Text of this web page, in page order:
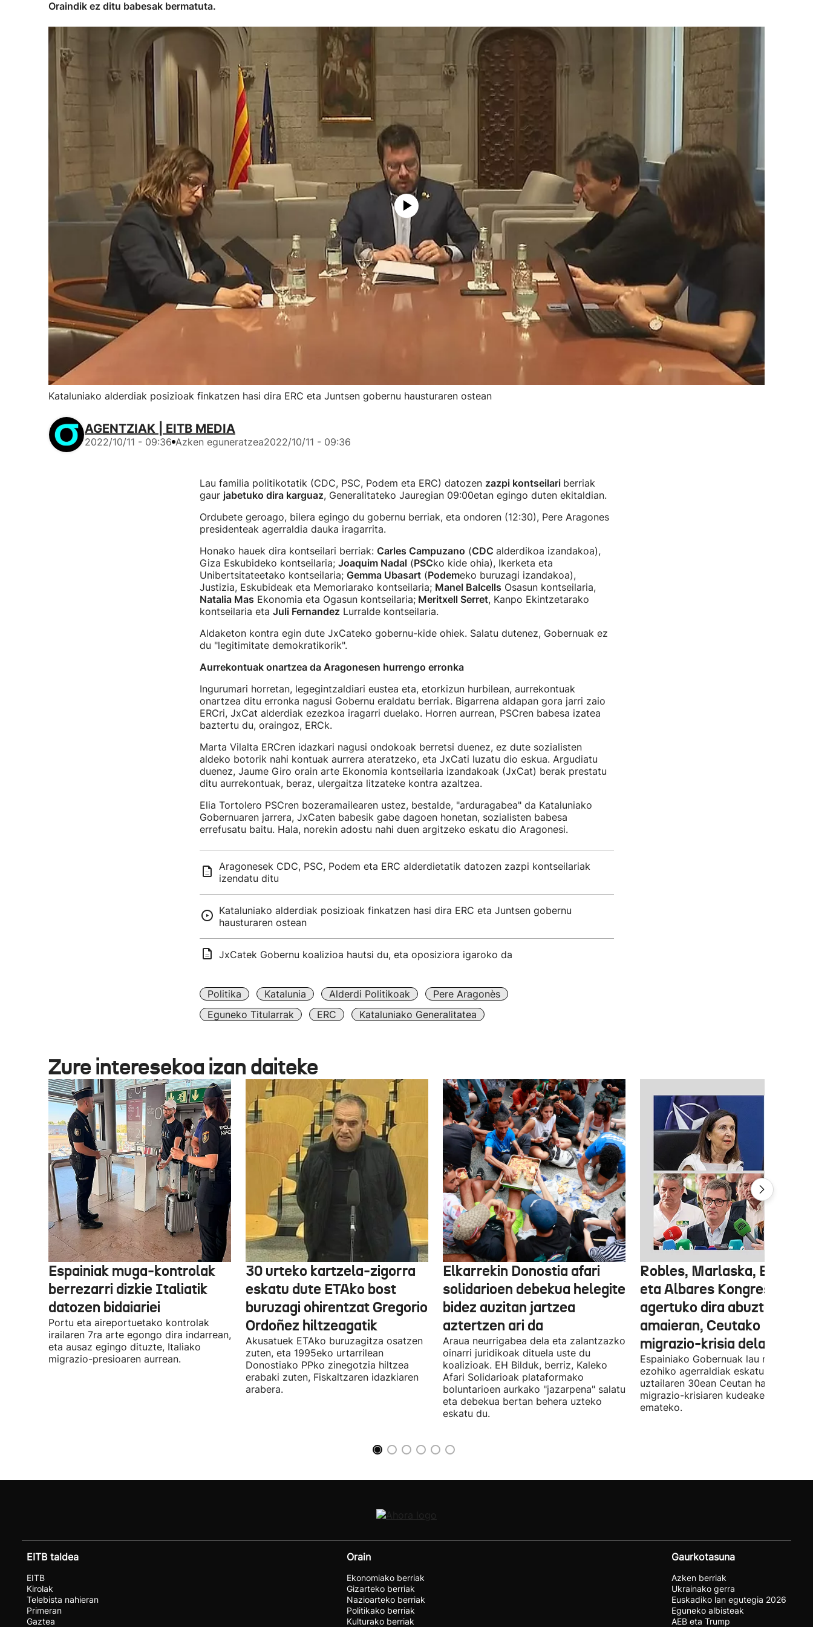
Oraindik ez ditu babesak bermatuta.
Kataluniako alderdiak posizioak finkatzen hasi dira ERC eta Juntsen gobernu hausturaren ostean
AGENTZIAK | EITB MEDIA
2022/10/11 - 09:36 Azken eguneratzea2022/10/11 - 09:36
Lau familia politikotatik (CDC, PSC, Podem eta ERC) datozen zazpi kontseilari berriak
gaur jabetuko dira karguaz, Generalitateko Jauregian 09:00etan egingo duten ekitaldian.
Ordubete geroago, bilera egingo du gobernu berriak, eta ondoren (12:30), Pere Aragones
presidenteak agerraldia dauka iragarrita.
Honako hauek dira kontseilari berriak: Carles Campuzano (CDC alderdikoa izandakoa),
Giza Eskubideko kontseilaria; Joaquim Nadal(PSCko kide ohia), Ikerketa eta
Unibertsitateetako kontseilaria; Gemma Ubasart(Podemeko buruzagi izandakoa),
Justizia, Eskubideak eta Memoriarako kontseilaria; Manel Balcells Osasun kontseilaria,
Natalia Mas Ekonomia eta Ogasun kontseilaria;Meritxell Serret, Kanpo Ekintzetarako
kontseilaria eta Juli FernandezLurralde kontseilaria.
Aldaketon kontra egin dute JxCateko gobernu-kide ohiek. Salatu dutenez, Gobernuak ez
du "legitimitate demokratikorik".
Aurrekontuak onartzea da Aragonesen hurrengo erronka
Ingurumari horretan, legegintzaldiari eustea eta, etorkizun hurbilean, aurrekontuak
onartzea ditu erronka nagusi Gobernu eraldatu berriak. Bigarrena aldapan gora jarri zaio
ERCri, JxCat alderdiak ezezkoa iragarri duelako. Horren aurrean, PSCren babesa izatea
baztertu du, oraingoz, ERCk.
Marta Vilalta ERCren idazkari nagusi ondokoak berretsi duenez, ez dute sozialisten
aldeko botorik nahi kontuak aurrera ateratzeko, eta JxCati luzatu dio eskua. Argudiatu
duenez, Jaume Giro orain arte Ekonomia kontseilaria izandakoak (JxCat) berak prestatu
ditu aurrekontuak, beraz, ulergaitza litzateke kontra azaltzea.
Elia Tortolero PSCren bozeramailearen ustez, bestalde, "arduragabea" da Kataluniako
Gobernuaren jarrera, JxCaten babesik gabe dagoen honetan, sozialisten babesa
errefusatu baitu. Hala, norekin adostu nahi duen argitzeko eskatu dio Aragonesi.
Aragonesek CDC, PSC, Podem eta ERC alderdietatik datozen zazpi kontseilariak
izendatu ditu
Kataluniako alderdiak posizioak finkatzen hasi dira ERC eta Juntsen gobernu
hausturaren ostean
JxCatek Gobernu koalizioa hautsi du, eta oposiziora igaroko da
Politika Katalunia Alderdi Politikoak
Pere Aragonès
Eguneko Titularrak
ERC Kataluniako Generalitatea
Zure interesekoa izan daiteke
Espainiak muga-kontrolak
berrezarri dizkie Italiatik
datozen bidaiariei
Portu eta aireportuetako kontrolak
irailaren 7ra arte egongo dira indarrean,
eta ausaz egingo dituzte, Italiako
migrazio-presioaren aurrean.
30 urteko kartzela-zigorra
eskatu dute ETAko bost
buruzagi ohirentzat Gregorio
Ordoñez hiltzeagatik
Akusatuek ETAko buruzagitza osatzen
zuten, eta 1995eko urtarrilean
Donostiako PPko zinegotzia hiltzea
erabaki zuten, Fiskaltzaren idazkiaren
arabera.
Elkarrekin Donostia afari
solidarioen debekua helegite
bidez auzitan jartzea
aztertzen ari da
Araua neurrigabea dela eta zalantzazko
oinarri juridikoak dituela uste du
koalizioak. EH Bilduk, berriz, Kaleko
Afari Solidarioak plataformako
boluntarioen aurkako "jazarpena" salatu
eta debekua bertan behera uzteko
eskatu du.
Robles, Marlaska, Bolaños
eta Albares Kongresuan
agertuko dira abuztuaren
amaieran, Ceutako
migrazio-krisia dela eta
Espainiako Gobernuak lau ministroen
ezohiko agerraldiak eskatu ditu,
uztailaren 30ean Ceutan hasitako
migrazio-krisiaren kudeaketaren berri
emateko.
EITB taldea
EITB
Kirolak
Telebista nahieran
Primeran
Gaztea
Orain
Ekonomiako berriak
Gizarteko berriak
Nazioarteko berriak
Politikako berriak
Kulturako berriak
Gaurkotasuna
Azken berriak
Ukrainako gerra
Euskadiko lan egutegia 2026
Eguneko albisteak
AEB eta Trump